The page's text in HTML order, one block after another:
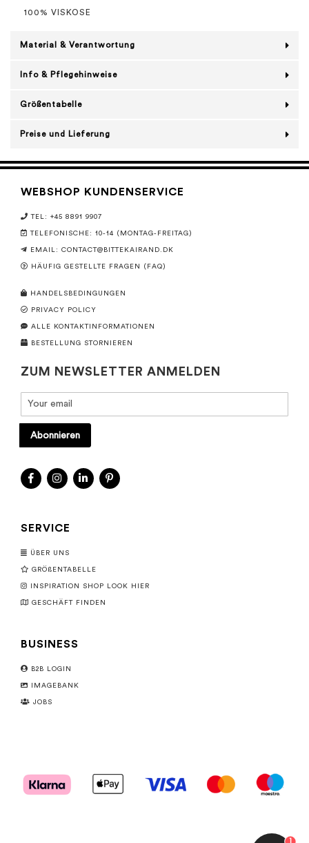
100% VISKOSE
Material & Verantwortung
Info & Pflegehinweise
Größentabelle
Preise und Lieferung
WEBSHOP KUNDENSERVICE
TEL: +45 8891 9907
TELEFONISCHE: 10-14 (MONTAG-FREITAG)
EMAIL: CONTACT@BITTEKAIRAND.DK
HÄUFIG GESTELLTE FRAGEN (FAQ)
HANDELSBEDINGUNGEN
PRIVACY POLICY
ALLE KONTAKTINFORMATIONEN
BESTELLUNG STORNIEREN
ZUM NEWSLETTER ANMELDEN
Abonnieren
SERVICE
ÜBER UNS
GRÖßENTABELLE
INSPIRATION SHOP LOOK HIER
GESCHÄFT FINDEN
BUSINESS
B2B LOGIN
IMAGEBANK
JOBS